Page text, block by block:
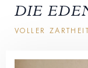
DIE
VOLLER